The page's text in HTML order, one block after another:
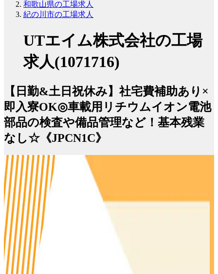
和歌山県の工場求人
紀の川市の工場求人
UTエイム株式会社の工場
求人(1071716)
【日勤&土日祝休み】社宅費補助あり×
即入寮OK◎車載用リチウムイオン電池
部品の検査や備品管理など！基本残業
なし☆《JPCN1C》